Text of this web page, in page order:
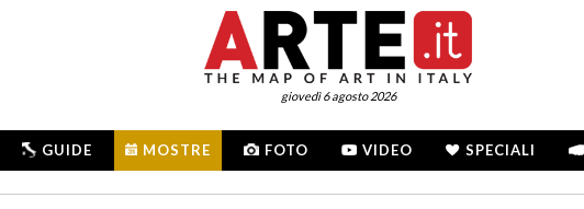
giovedì 6 agosto 2026
GUIDE MOSTRE FOTO VIDEO SPECIALI